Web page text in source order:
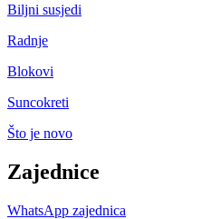
Biljni susjedi
Radnje
Blokovi
Suncokreti
Što je novo
Zajednice
WhatsApp zajednica